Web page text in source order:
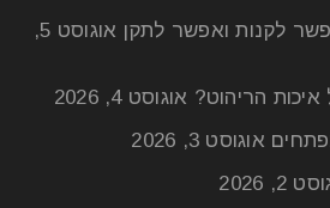
לקנות ואפשר לתקן
אוגוסט 5,
הריהוט? אוגוסט 4, 2026
אוגוסט 3, 2026
2, 2026